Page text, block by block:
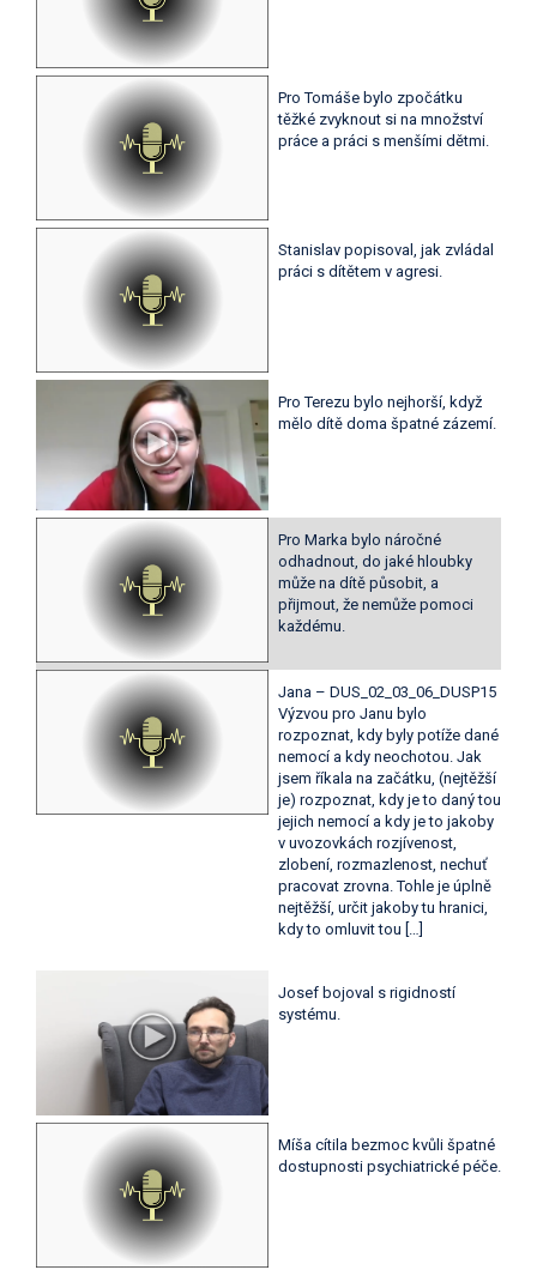
Pro Tomáše bylo zpočátku
těžké zvyknout si na množství
práce a práci s menšími dětmi.
Stanislav popisoval, jak zvládal
práci s dítětem v agresi.
Pro Terezu bylo nejhorší, když
mělo dítě doma špatné zázemí.
Pro Marka bylo náročné
odhadnout, do jaké hloubky
může na dítě působit, a
přijmout, že nemůže pomoci
každému.
Jana – DUS_02_03_06_DUSP15
Výzvou pro Janu bylo
rozpoznat, kdy byly potíže dané
nemocí a kdy neochotou. Jak
jsem říkala na začátku, (nejtěžší
je) rozpoznat, kdy je to daný tou
jejich nemocí a kdy je to jakoby
v uvozovkách rozjívenost,
zlobení, rozmazlenost, nechuť
pracovat zrovna. Tohle je úplně
nejtěžší, určit jakoby tu hranici,
kdy to omluvit tou […]
Josef bojoval s rigidností
systému.
Míša cítila bezmoc kvůli špatné
dostupnosti psychiatrické péče.